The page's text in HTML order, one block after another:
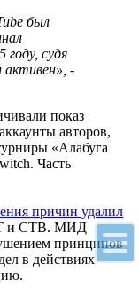
был
году, судя
активен», -
показ
авторов,
«Алабуга
Часть
причин удалил
и СТВ. МИД
принципов
в действиях